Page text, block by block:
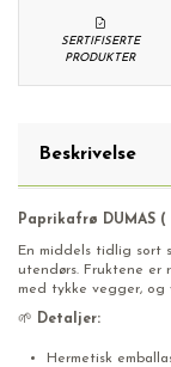
SERTIFISERTE
PRODUKTER
Beskrivelse
Paprikafrø DUMAS (
En middels tidlig sort
utendørs. Fruktene er
med tykke vegger, og
🌱 Detaljer:
Hermetisk